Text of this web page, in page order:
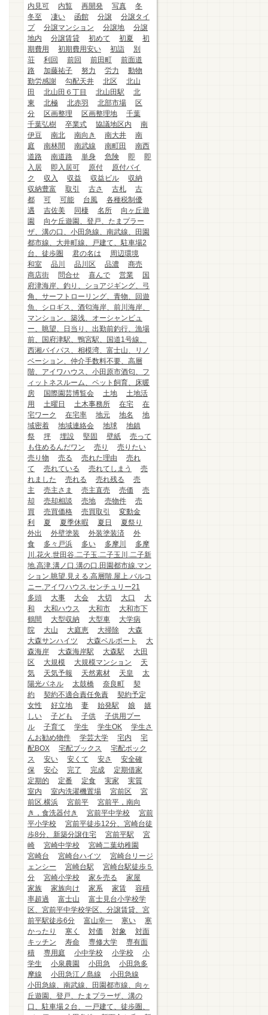
内見可
内覧 再開発 写真
冬
冬至
凄い 函館 分譲
分譲タイ
プ
分譲マンション 分譲地
分譲
地内
分譲賃貸 初めて 初夏
初
期費用
初期費用安い 初詣
別
荘
利回 前回 前田町
前面道
路
加藤祐子 努力 労力
動物
勤労感謝
勾配天井 北区
北山
田
北山田６丁目 北山田駅
北
東
北極 北赤羽 北部市場
区
分
区画整理 区画整理地
千葉
千葉弘樹
卒業式 協議地区内
南
伊豆
南北 南向き 南大井
南
庭
南林間 南武線 南町田
南西
道路
南道路 単身 危険 即
即
入居
即入居可 原付
原付バイ
ク
収入 収益 収益ビル
収納
収納豊富
取引 古さ 古札
古
都
可 可能 台風
各種税制優
遇
吉佐美 同棲 名所
向ヶ丘遊
園
向ケ丘遊園、登戸、たまプラー
ザ、溝の口、小田急線、南武線、田園
都市線、大井町線、戸建て、駐車場2
台、徒歩圏
君の名は
周辺環境
和室
品川 品川区 品濃
商売
商店街
問合せ 喜んで 営業
国
府津海岸、釣り、ショアジギング、弓
角、サーフトローリング、青物、回遊
魚、シロギス、酒匂海岸、前川海岸、
マンション、築浅、オーシャンビュ
ー、眺望、日当り、出勤前釣行、漁場
前、国府津駅、鴨宮駅、国道1号線、
西湘バイパス、相模湾、富士山、リノ
ベーション、仲介手数料不要、高層
階、アイワハウス、小田原市酒匂、フ
ィットネスルーム、ペット飼育、床暖
房
国際園芸博覧会 土地
土地活
用
土曜日 土木事務所 在宅
在
宅ワーク
在宅率 地元 地名
地
域密着
地域連絡会 地球
地鎮
祭
坪 埋設 堅固 壁紙
売って
も住めるんだワン
売り
売りたい
売り物
売る 売れた理由
売れ
て
売れている 売れてしまう
売
れました
売れる 売れ残る
売
主
売主さま 売主直売 売価
売
却
売却相談 売地 売物件
売
買
売買価格 売買取引
変動金
利
夏 夏季休暇 夏日
夏祭り
外出
外壁塗装 外装塗装済
外
食
多々戸浜 多い 多摩川
多摩
川.花火.世田谷.二子玉.二子玉川.二子新
地.高津.溝ノ口.溝の口.田園都市線.マン
ション.眺望.見える.高層階.屋上.バルコ
ニー.アイワハウス.センチュリー21
多頭
大事 大会 大切 大口
大
和
大和ハウス 大和市
大和市下
鶴間
大型収納 大型車
大学病
院
大山 大庭恵 大掃除
大森
大森サンハイツ
大森ベルポート
大
森海岸
大森海岸駅 大森駅
大田
区
大規模 大規模マンション
天
気
天気予報 天然素材 天皇
太
陽光パネル
太鼓橋 奈良町
契
約
契約不適合責任免責
契約予定
女性
好立地 妻 始発駅 娘
嬉
しい
子ども 子供
子供用プー
ル
子育て 学生 学生OK
学生さ
んお勧め物件
学芸大学 宅内
宅
配BOX
宅配ブックス
宅配ボック
ス
安い 安くて 安さ
安全確
保
安心 完了 完成
定期借家
定期的
定番 定食 実家
実質
室内
室内洗濯機置場 宮前区
宮
前区.横浜
宮前平
宮前平，南向
き，食洗器付き
宮前平中学校
宮前
平小学校
宮前平徒歩12分、宮崎台徒
歩8分、新築分譲住宅
宮前平駅
宮
崎
宮崎中学校
宮崎二葉幼稚園
宮崎台
宮崎台ハイツ
宮崎台リージ
ェンシー
宮崎台駅
宮崎台駅徒歩５
分
宮崎小学校 家を売る
家屋
家族
家族向け 家系 家賃
容積
率超過
富士山
富士見台小学校学
区、宮前平中学校学区、分譲賃貸、宮
前平駅徒歩6分
富山幸一 寒い
寒
かったり
寒く 対価 対象
対面
キッチン
寿命 専修大学
専有面
積
専用庭 小中学校 小学校
小
学生
小泉農園 小田急
小田急多
摩線
小田急江ノ島線
小田急線
小田急線、南武線、田園都市線、向ヶ
丘遊園、登戸、たまプラーザ、溝の
口、駐車場２台、一戸建て、徒歩圏、